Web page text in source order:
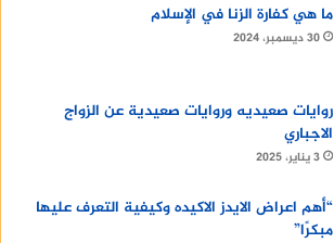
ما هي كفارة الزنا في الإسلام
30 ديسمبر، 2024
روايات صعيديه وروايات صعيدية عن الزواج
الاجباري
3 يناير، 2025
“أهم اعراض الايدز الاكيده وكيفية التعرف عليها
مبكرًا”